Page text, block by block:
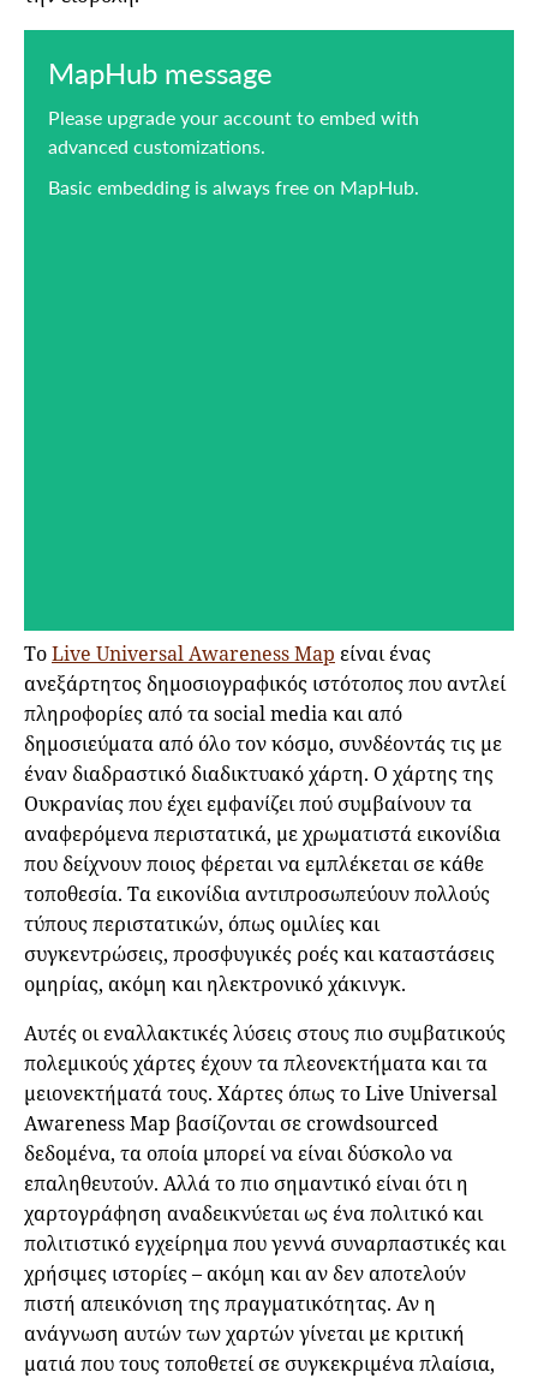
ΤοLive Universal Awareness Map είναι ένας
ανεξάρτητος δημοσιογραφικός ιστότοπος που αντλεί
πληροφορίες από τα social media και από
δημοσιεύματα από όλο τον κόσμο, συνδέοντάς τις με
έναν διαδραστικό διαδικτυακό χάρτη. Ο χάρτης της
Ουκρανίας που έχει εμφανίζει πού συμβαίνουν τα
αναφερόμενα περιστατικά, με χρωματιστά εικονίδια
που δείχνουν ποιος φέρεται να εμπλέκεται σε κάθε
τοποθεσία. Τα εικονίδια αντιπροσωπεύουν πολλούς
τύπους περιστατικών, όπως ομιλίες και
συγκεντρώσεις, προσφυγικές ροές και καταστάσεις
ομηρίας, ακόμη και ηλεκτρονικό χάκινγκ.
Αυτές οι εναλλακτικές λύσεις στους πιο συμβατικούς
πολεμικούς χάρτες έχουν τα πλεονεκτήματα και τα
μειονεκτήματά τους. Χάρτες όπως το Live Universal
Awareness Map βασίζονται σε crowdsourced
δεδομένα, τα οποία μπορεί να είναι δύσκολο να
επαληθευτούν. Αλλά το πιο σημαντικό είναι ότι η
χαρτογράφηση αναδεικνύεται ως ένα πολιτικό και
πολιτιστικό εγχείρημα που γεννά συναρπαστικές και
χρήσιμες ιστορίες – ακόμη και αν δεν αποτελούν
πιστή απεικόνιση της πραγματικότητας. Αν η
ανάγνωση αυτών των χαρτών γίνεται με κριτική
ματιά που τους τοποθετεί σε συγκεκριμένα πλαίσια,